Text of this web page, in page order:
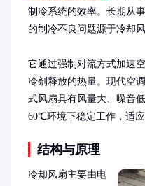
制冷系统的效率。长期从
的制冷不良问题源于冷却风
它通过强制对流方式加速
冷剂释放的热量。现代空
式风扇具有风量大、噪音
60℃环境下稳定工作，适应
结构与原理
冷却风扇主要由电